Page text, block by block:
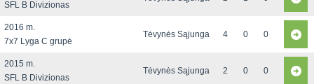
SFL B Divizionas
2016 m.
7x7 Lyga C grupė
Tėvynės Sąjunga 4 0 0
2015 m.
SFL B Divizionas
Tėvynės Sąjunga 2 0 0